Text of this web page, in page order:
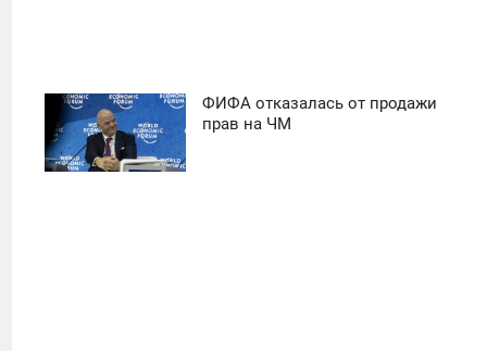
ФИФА отказалась от продажи
прав на ЧМ